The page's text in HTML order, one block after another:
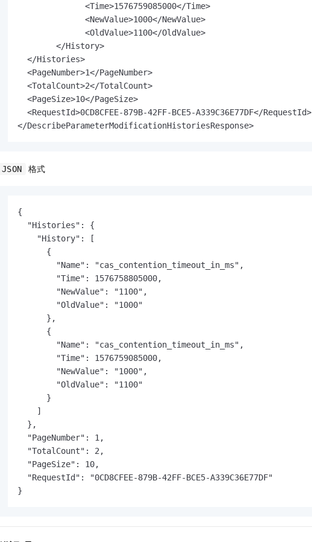
              <Time>1576759085000</Time>
              <NewValue>1000</NewValue>
              <OldValue>1100</OldValue>
        </History>
  </Histories>
  <PageNumber>1</PageNumber>
  <TotalCount>2</TotalCount>
  <PageSize>10</PageSize>
  <RequestId>0CD8CFEE-879B-42FF-BCE5-A339C36E77DF</RequestId>
</DescribeParameterModificationHistoriesResponse>
JSON 格式
{
  "Histories": {
    "History": [
      {
        "Name": "cas_contention_timeout_in_ms",
        "Time": 1576758805000,
        "NewValue": "1100",
        "OldValue": "1000"
      },
      {
        "Name": "cas_contention_timeout_in_ms",
        "Time": 1576759085000,
        "NewValue": "1000",
        "OldValue": "1100"
      }
    ]
  },
  "PageNumber": 1,
  "TotalCount": 2,
  "PageSize": 10,
  "RequestId": "0CD8CFEE-879B-42FF-BCE5-A339C36E77DF"
}